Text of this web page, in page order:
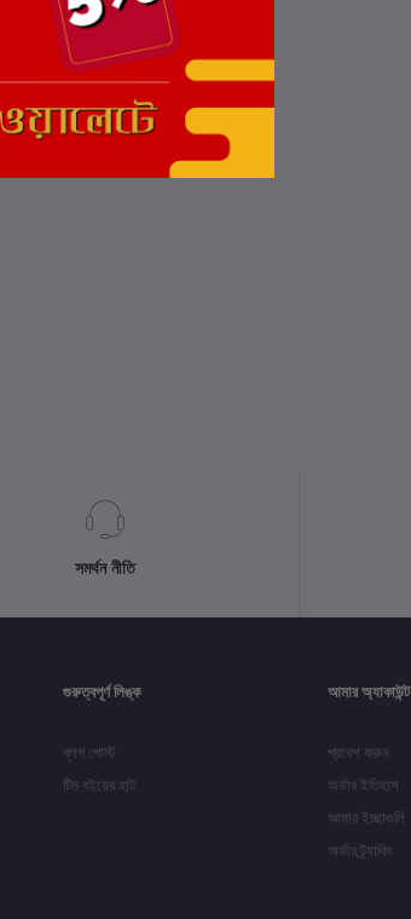
সমর্থন নীতি
গুরুত্বপূর্ণ লিঙ্ক
ব্লগ পোস্ট
টিম বইয়ের হাট
আমার অ্যাকাউন্ট
প্রবেশ করুন
অর্ডার ইতিহাস
আমার ইচ্ছাগুলি
অর্ডার ট্র্যাকিং